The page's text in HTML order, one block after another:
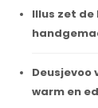
Illus zet
warm en